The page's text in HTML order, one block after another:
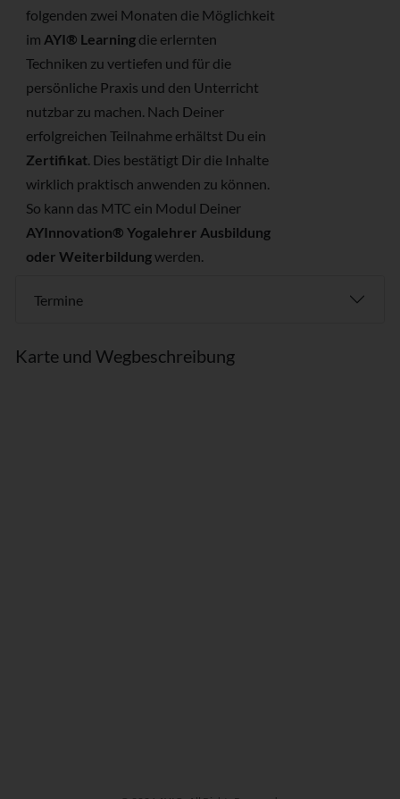
folgenden zwei Monaten die Möglichkeit
im AYI® Learning die erlernten
Techniken zu vertiefen und für die
persönliche Praxis und den Unterricht
nutzbar zu machen. Nach Deiner
erfolgreichen Teilnahme erhältst Du ein
Zertifikat. Dies bestätigt Dir die Inhalte
wirklich praktisch anwenden zu können.
So kann das MTC ein Modul Deiner
AYInnovation® Yogalehrer Ausbildung
oder Weiterbildungwerden.
Termine
Karte und Wegbeschreibung